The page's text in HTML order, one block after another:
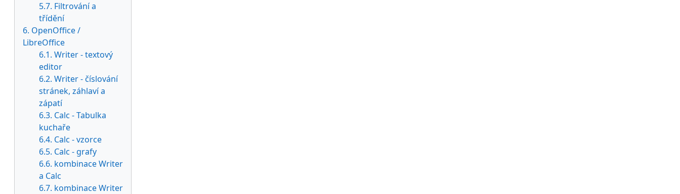
5.7. Filtrování a
třídění
6. OpenOffice /
LibreOffice
6.1. Writer - textový
editor
6.2. Writer - číslování
stránek, záhlaví a
zápatí
6.3. Calc - Tabulka
kuchaře
6.4. Calc - vzorce
6.5. Calc - grafy
6.6. kombinace Writer
a Calc
6.7. kombinace Writer